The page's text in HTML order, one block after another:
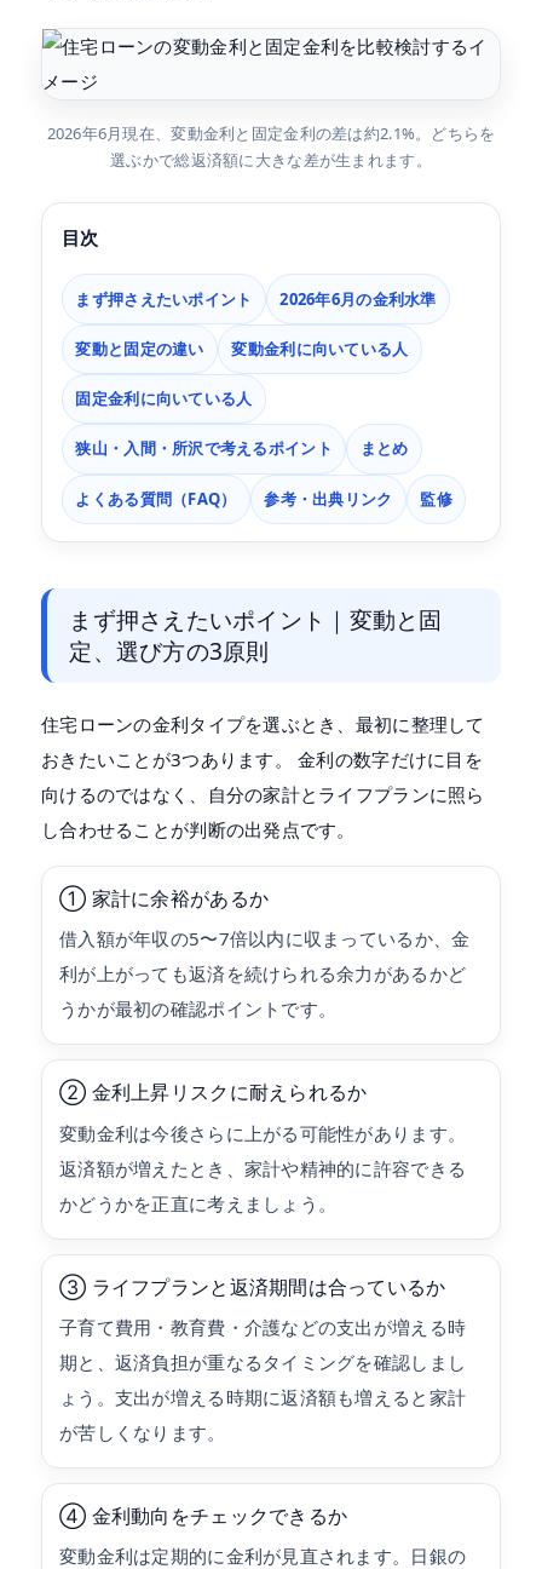
2026年6月現在、変動金利と固定金利の差は約2.1%。どちらを
選ぶかで総返済額に大きな差が生まれます。
目次
まず押さえたいポイント 2026年6月の金利水準
変動と固定の違い 変動金利に向いている人
固定金利に向いている人
狭山・入間・所沢で考えるポイント まとめ
よくある質問（FAQ） 参考・出典リンク 監修
まず押さえたいポイント｜変動と固
定、選び方の3原則
住宅ローンの金利タイプを選ぶとき、最初に整理して
おきたいことが3つあります。 金利の数字だけに目を
向けるのではなく、自分の家計とライフプランに照ら
し合わせることが判断の出発点です。
① 家計に余裕があるか
借入額が年収の5〜7倍以内に収まっているか、金
利が上がっても返済を続けられる余力があるかど
うかが最初の確認ポイントです。
② 金利上昇リスクに耐えられるか
変動金利は今後さらに上がる可能性があります。
返済額が増えたとき、家計や精神的に許容できる
かどうかを正直に考えましょう。
③ ライフプランと返済期間は合っているか
子育て費用・教育費・介護などの支出が増える時
期と、返済負担が重なるタイミングを確認しまし
ょう。支出が増える時期に返済額も増えると家計
が苦しくなります。
④ 金利動向をチェックできるか
変動金利は定期的に金利が見直されます。日銀の